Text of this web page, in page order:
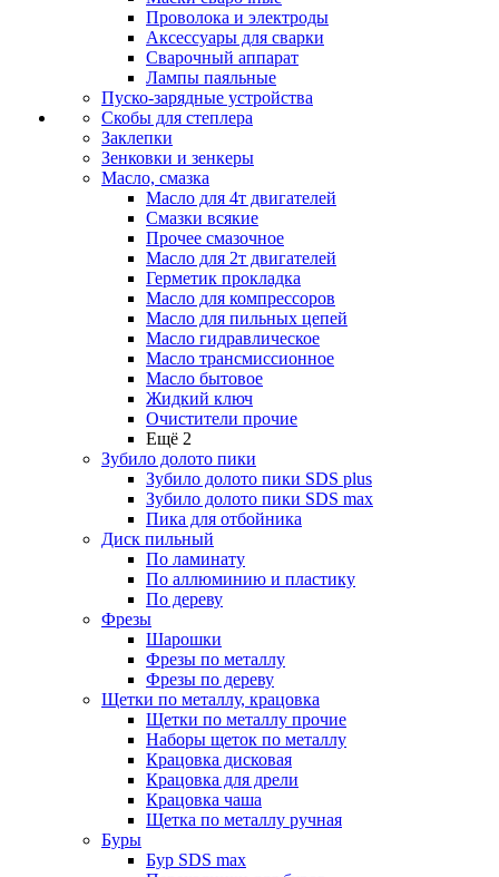
Проволока и электроды
Аксессуары для сварки
Сварочный аппарат
Лампы паяльные
Пуско-зарядные устройства
Скобы для степлера
Заклепки
Зенковки и зенкеры
Масло, смазка
Масло для 4т двигателей
Смазки всякие
Прочее смазочное
Масло для 2т двигателей
Герметик прокладка
Масло для компрессоров
Масло для пильных цепей
Масло гидравлическое
Масло трансмиссионное
Масло бытовое
Жидкий ключ
Очистители прочие
Ещё 2
Зубило долото пики
Зубило долото пики SDS plus
Зубило долото пики SDS max
Пика для отбойника
Диск пильный
По ламинату
По аллюминию и пластику
По дереву
Фрезы
Шарошки
Фрезы по металлу
Фрезы по дереву
Щетки по металлу, крацовка
Щетки по металлу прочие
Наборы щеток по металлу
Крацовка дисковая
Крацовка для дрели
Крацовка чаша
Щетка по металлу ручная
Буры
Бур SDS max